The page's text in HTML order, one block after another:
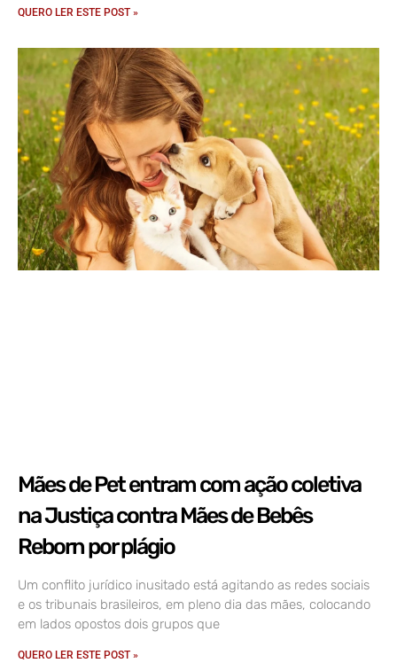
QUERO LER ESTE POST »
Mães de Pet entram com ação coletiva
na Justiça contra Mães de Bebês
Reborn por plágio
Um conflito jurídico inusitado está agitando as redes sociais
e os tribunais brasileiros, em pleno dia das mães, colocando
em lados opostos dois grupos que
QUERO LER ESTE POST »